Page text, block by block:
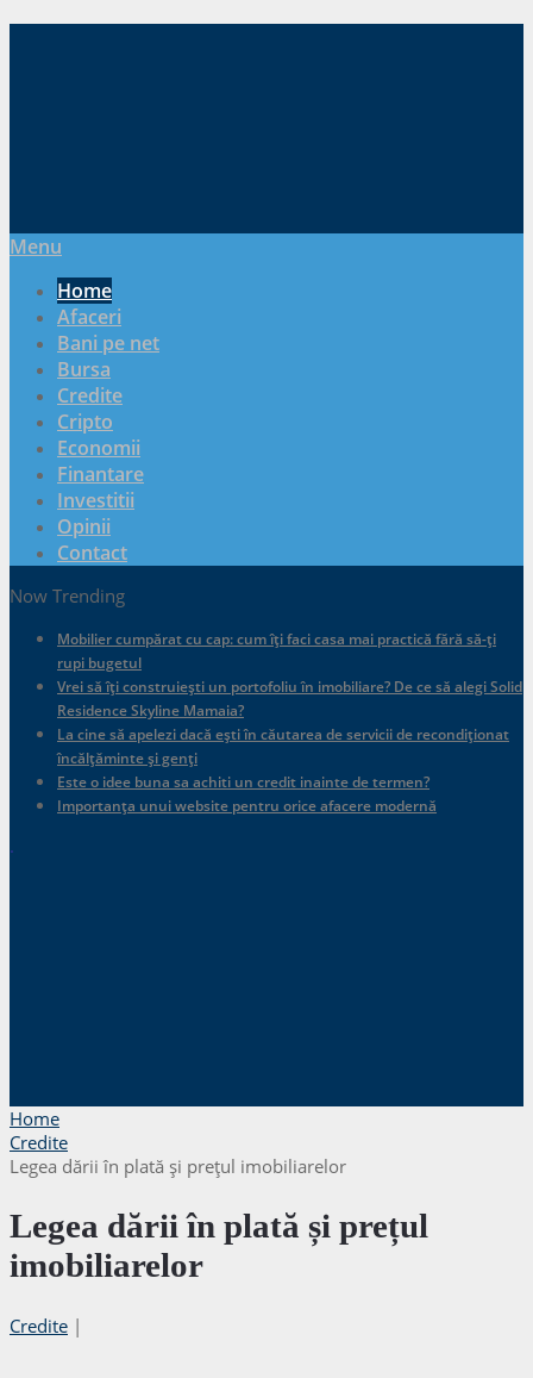
Menu
Home
Afaceri
Bani pe net
Bursa
Credite
Cripto
Economii
Finantare
Investitii
Opinii
Contact
Now Trending
Mobilier cumpărat cu cap: cum îți faci casa mai practică fără să-ți
rupi bugetul
Vrei să îți construiești un portofoliu în imobiliare? De ce să alegi Solid
Residence Skyline Mamaia?
La cine să apelezi dacă ești în căutarea de servicii de recondiționat
încălțăminte și genți
Este o idee buna sa achiti un credit inainte de termen?
Importanța unui website pentru orice afacere modernă
.
Home
Credite
Legea dării în plată și prețul imobiliarelor
Legea dării în plată și prețul
imobiliarelor
Credite |